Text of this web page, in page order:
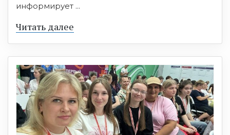
информирует ...
Читать далее